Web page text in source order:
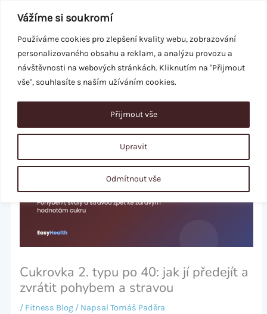
Vážíme si soukromí
Používáme cookies pro zlepšení kvality webu, zobrazování
personalizovaného obsahu a reklam, a analýzu provozu a
návštěvnosti na webových stránkách. Kliknutím na "Přijmout
vše", souhlasíte s naším užíváním cookies.
Upravit
Odmítnout vše
Přijmout vše
obsah
REZERVACE
Cukrovka 2. typu po 40: jak jí předejít a
zvrátit pohybem a stravou
/ Fitness Blog/ Napsal Tomáš Paděra